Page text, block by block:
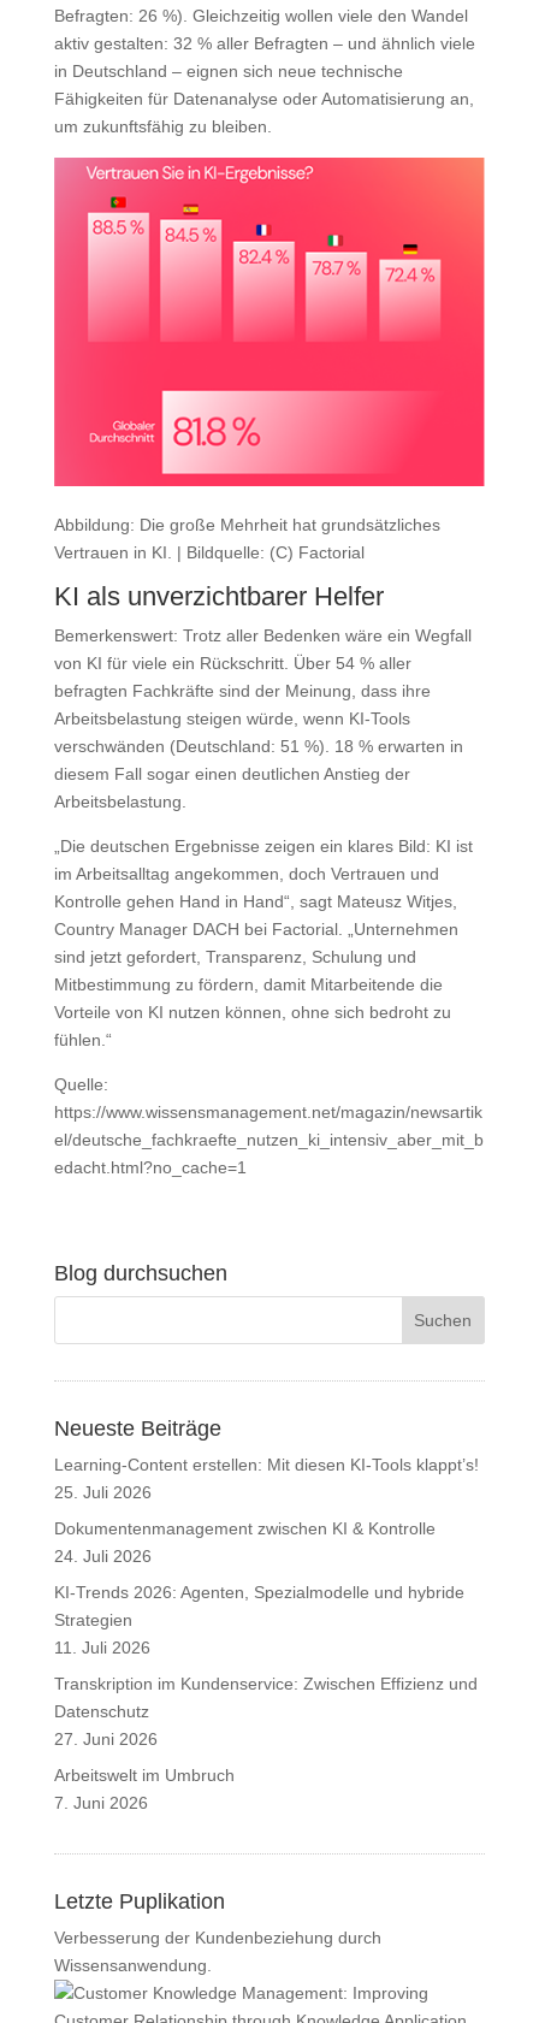
Befragten: 26 %). Gleichzeitig wollen viele den Wandel
aktiv gestalten: 32 % aller Befragten – und ähnlich viele
in Deutschland – eignen sich neue technische
Fähigkeiten für Datenanalyse oder Automatisierung an,
um zukunftsfähig zu bleiben.
Abbildung: Die große Mehrheit hat grundsätzliches
Vertrauen in KI. | Bildquelle: (C) Factorial
KI als unverzichtbarer Helfer
Bemerkenswert: Trotz aller Bedenken wäre ein Wegfall
von KI für viele ein Rückschritt. Über 54 % aller
befragten Fachkräfte sind der Meinung, dass ihre
Arbeitsbelastung steigen würde, wenn KI-Tools
verschwänden (Deutschland: 51 %). 18 % erwarten in
diesem Fall sogar einen deutlichen Anstieg der
Arbeitsbelastung.
„Die deutschen Ergebnisse zeigen ein klares Bild: KI ist
im Arbeitsalltag angekommen, doch Vertrauen und
Kontrolle gehen Hand in Hand“, sagt Mateusz Witjes,
Country Manager DACH bei Factorial. „Unternehmen
sind jetzt gefordert, Transparenz, Schulung und
Mitbestimmung zu fördern, damit Mitarbeitende die
Vorteile von KI nutzen können, ohne sich bedroht zu
fühlen.“
Quelle:
https://www.wissensmanagement.net/magazin/newsartik
el/deutsche_fachkraefte_nutzen_ki_intensiv_aber_mit_b
edacht.html?no_cache=1
Blog durchsuchen
Neueste Beiträge
Learning-Content erstellen: Mit diesen KI-Tools klappt’s!
25. Juli 2026
Dokumentenmanagement zwischen KI & Kontrolle
24. Juli 2026
KI-Trends 2026: Agenten, Spezialmodelle und hybride
Strategien
11. Juli 2026
Transkription im Kundenservice: Zwischen Effizienz und
Datenschutz
27. Juni 2026
Arbeitswelt im Umbruch
7. Juni 2026
Letzte Puplikation
Verbesserung der Kundenbeziehung durch
Wissensanwendung.